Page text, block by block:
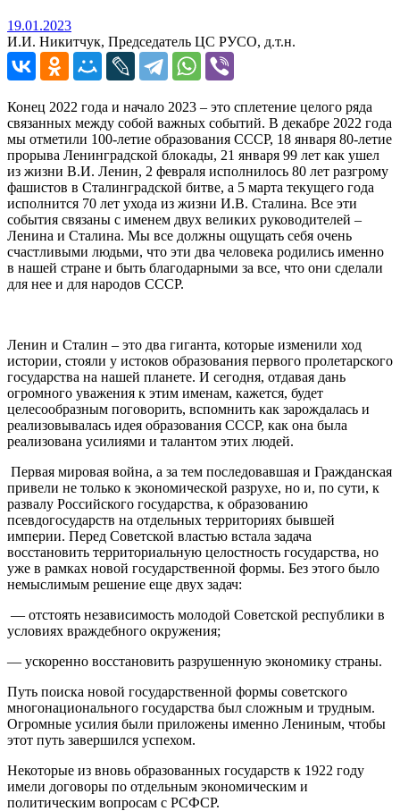
19.01.202319.01.2023
И.И. Никитчук, Председатель ЦС РУСО, д.т.н.
Конец 2022 года и начало 2023 – это сплетение целого ряда
связанных между собой важных событий. В декабре 2022 года
мы отметили 100-летие образования СССР, 18 января 80-летие
прорыва Ленинградской блокады, 21 января 99 лет как ушел
из жизни В.И. Ленин, 2 февраля исполнилось 80 лет разгрому
фашистов в Сталинградской битве, а 5 марта текущего года
исполнится 70 лет ухода из жизни И.В. Сталина. Все эти
события связаны с именем двух великих руководителей –
Ленина и Сталина. Мы все должны ощущать себя очень
счастливыми людьми, что эти два человека родились именно
в нашей стране и быть благодарными за все, что они сделали
для нее и для народов СССР.
Ленин и Сталин – это два гиганта, которые изменили ход
истории, стояли у истоков образования первого пролетарского
государства на нашей планете. И сегодня, отдавая дань
огромного уважения к этим именам, кажется, будет
целесообразным поговорить, вспомнить как зарождалась и
реализовывалась идея образования СССР, как она была
реализована усилиями и талантом этих людей.
Первая мировая война, а за тем последовавшая и Гражданская
привели не только к экономической разрухе, но и, по сути, к
развалу Российского государства, к образованию
псевдогосударств на отдельных территориях бывшей
империи. Перед Советской властью встала задача
восстановить территориальную целостность государства, но
уже в рамках новой государственной формы. Без этого было
немыслимым решение еще двух задач:
— отстоять независимость молодой Советской республики в
условиях враждебного окружения;
— ускоренно восстановить разрушенную экономику страны.
Путь поиска новой государственной формы советского
многонационального государства был сложным и трудным.
Огромные усилия были приложены именно Лениным, чтобы
этот путь завершился успехом.
Некоторые из вновь образованных государств к 1922 году
имели договоры по отдельным экономическим и
политическим вопросам с РСФСР.